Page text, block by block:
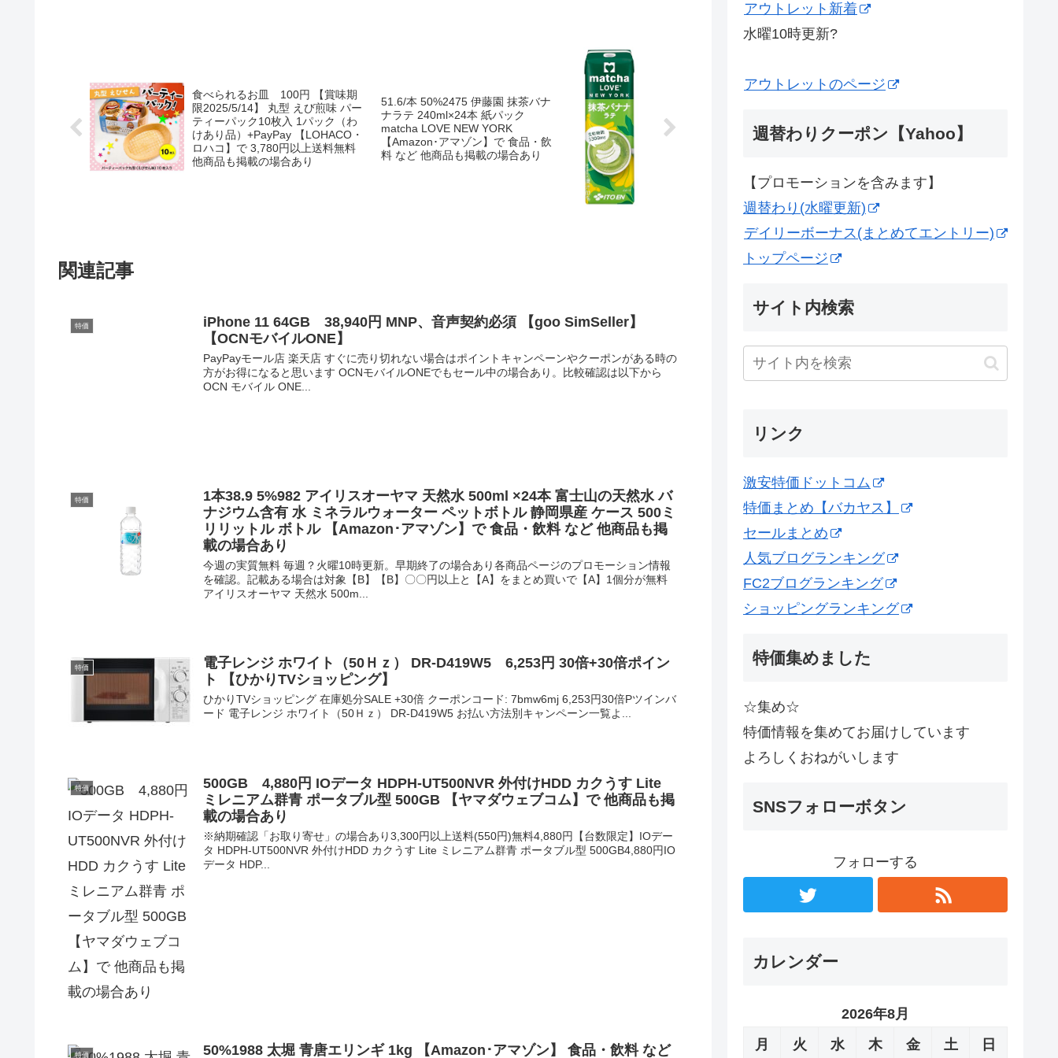
食べられるお皿 100円 【賞味期
限2025/5/14】 丸型 えび煎味 パー
ティーパック10枚入 1パック（わ
けあり品）+PayPay 【LOHACO・
ロハコ】で 3,780円以上送料無料
他商品も掲載の場合あり
51.6/本 50%2475 伊藤園 抹茶バナ
ナラテ 240ml×24本 紙パック
matcha LOVE NEW YORK
【Amazon･アマゾン】で 食品・飲
料 など 他商品も掲載の場合あり
関連記事
特価
iPhone 11 64GB 38,940円 MNP、音声契約必須 【goo SimSeller】
【OCNモバイルONE】
PayPayモール店 楽天店 すぐに売り切れない場合はポイントキャンペーンやクーポンがある時の
方がお得になると思います OCNモバイルONEでもセール中の場合あり。比較確認は以下から
OCN モバイル ONE...
特価
1本38.9 5%982 アイリスオーヤマ 天然水 500ml ×24本 富士山の天然水 バ
ナジウム含有 水 ミネラルウォーター ペットボトル 静岡県産 ケース 500ミ
リリットル ボトル 【Amazon･アマゾン】で 食品・飲料 など 他商品も掲
載の場合あり
今週の実質無料 毎週？火曜10時更新。早期終了の場合あり各商品ページのプロモーション情報
を確認。記載ある場合は対象【B】【B】〇〇円以上と【A】をまとめ買いで【A】1個分が無料
アイリスオーヤマ 天然水 500m...
特価
電子レンジ ホワイト（50Ｈｚ） DR-D419W5 6,253円 30倍+30倍ポイン
ト 【ひかりTVショッピング】
ひかりTVショッピング 在庫処分SALE +30倍 クーポンコード: 7bmw6mj 6,253円30倍Pツインバ
ード 電子レンジ ホワイト（50Ｈｚ） DR-D419W5 お払い方法別キャンペーン一覧よ...
特価
500GB 4,880円 IOデータ HDPH-UT500NVR 外付けHDD カクうす Lite
ミレニアム群青 ポータブル型 500GB 【ヤマダウェブコム】で 他商品も掲
載の場合あり
※納期確認「お取り寄せ」の場合あり3,300円以上送料(550円)無料4,880円【台数限定】IOデー
タ HDPH-UT500NVR 外付けHDD カクうす Lite ミレニアム群青 ポータブル型 500GB4,880円IO
データ HDP...
特価 50%1988 太堀 青唐エリンギ 1kg 【Amazon･アマゾン】 食品・飲料 など
アウトレット新着
水曜10時更新?
アウトレットのページ
週替わりクーポン【Yahoo】
【プロモーションを含みます】
週替わり(水曜更新)
デイリーボーナス(まとめてエントリー)
トップページ
サイト内検索
リンク
激安特価ドットコム
特価まとめ【バカヤス】
セールまとめ
人気ブログランキング
FC2ブログランキング
ショッピングランキング
特価集めました
☆集め☆
特価情報を集めてお届けしています
よろしくおねがいします
SNSフォローボタン
フォローする
カレンダー
2026年8月
月
火 水 木 金 土 日